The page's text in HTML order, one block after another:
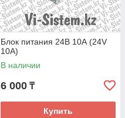
Блок питания 24В 10А (24V
10A)
В наличии
6 000 ₸
Купить